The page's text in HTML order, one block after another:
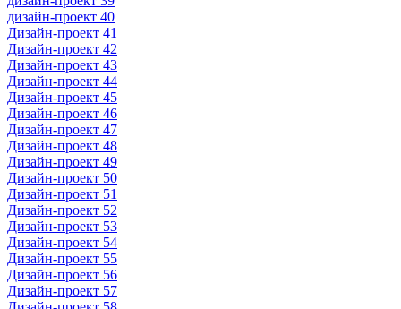
дизайн-проект 40
Дизайн-проект 41
Дизайн-проект 42
Дизайн-проект 43
Дизайн-проект 44
Дизайн-проект 45
Дизайн-проект 46
Дизайн-проект 47
Дизайн-проект 48
Дизайн-проект 49
Дизайн-проект 50
Дизайн-проект 51
Дизайн-проект 52
Дизайн-проект 53
Дизайн-проект 54
Дизайн-проект 55
Дизайн-проект 56
Дизайн-проект 57